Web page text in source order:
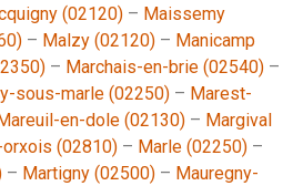
(02120) – Maissemy
– Malzy (02120) – Manicamp
– Marchais-en-brie (02540) –
sous-marle (02250) – Marest-
en-dole (02130) – Margival
(02810) – Marle (02250) –
– Martigny (02500) – Mauregny-